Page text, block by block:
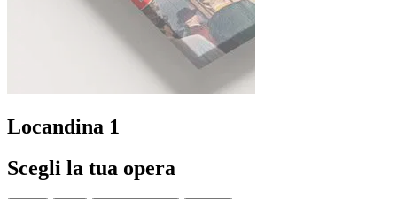
Locandina 1
Scegli la tua opera